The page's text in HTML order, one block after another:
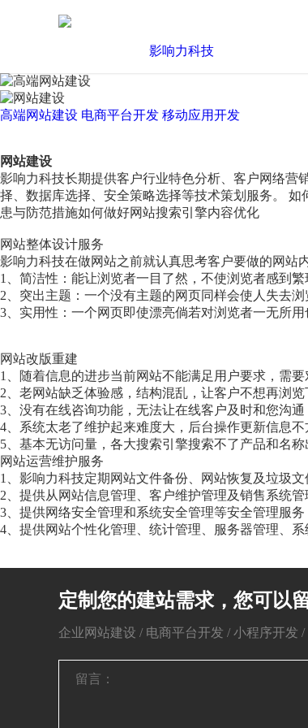
高端网站建设 电商平台开发 移动应用开发
网站建设
影响力科技长期提供客户行业特色分析、客户网络营
择、数据库选择、安全策略选择等技术策划服务。
患与防范措施如何做好网站搜索引擎内容优化
网站整体设计服务
影响力科技在做网站之前就认真思考客户要做的网站
1、简洁性：能让浏览者一目了然，不使浏览者感到繁
2、突出主题：一个没有主题的网页同样会使人失去浏
3、实用性：一个网页即使漂亮倘若对浏览者一无所
网站改版重建
1、随着信息的进步当前网站不能满足用户要求，需
2、老网站缺乏体验感，结构混乱，让客户不想再浏览
3、没有在线咨询功能，无法让在线客户及时和您沟通
4、系统太老了维护起来难度大，后台操作更新信息不
5、基本无访问量，各大搜索引擎搜索不了产品和名
网站运营维护服务
1、影响力科技定期网站文件备份、网站恢复及垃圾文
2、提供从网站信息管理、客户维护管理及销售系统管
3、提供网络安全管理和系统安全管理等安全管理服务
4、提供网站个性化管理、统计管理、服务器管理、
定制您的建站需求，您可以
企业网站建设 / 电商平台开发 / 小程序开发